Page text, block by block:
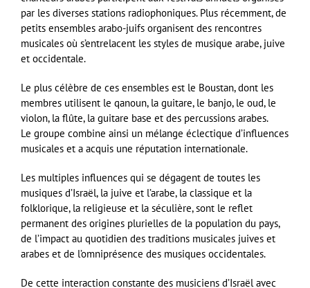
par les diverses stations radiophoniques. Plus récemment, de
petits ensembles arabo-juifs organisent des rencontres
musicales où s’entrelacent les styles de musique arabe, juive
et occidentale.
Le plus célèbre de ces ensembles est le Boustan, dont les
membres utilisent le qanoun, la guitare, le banjo, le oud, le
violon, la flûte, la guitare base et des percussions arabes.
Le groupe combine ainsi un mélange éclectique d’influences
musicales et a acquis une réputation internationale.
Les multiples influences qui se dégagent de toutes les
musiques d’Israël, la juive et l’arabe, la classique et la
folklorique, la religieuse et la séculière, sont le reflet
permanent des origines plurielles de la population du pays,
de l’impact au quotidien des traditions musicales juives et
arabes et de l’omniprésence des musiques occidentales.
De cette interaction constante des musiciens d’Israël avec